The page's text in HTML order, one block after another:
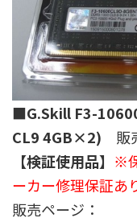
■G.Skill F3-
CL9 4GB×2) 販
【検証使用品】 ※
ーカー修理保証あ
販売ページ：